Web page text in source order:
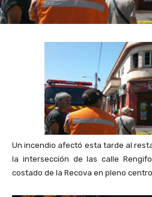
Un incendio afectó esta tarde al
la intersección de las calle
costado de la Recova en pleno centro